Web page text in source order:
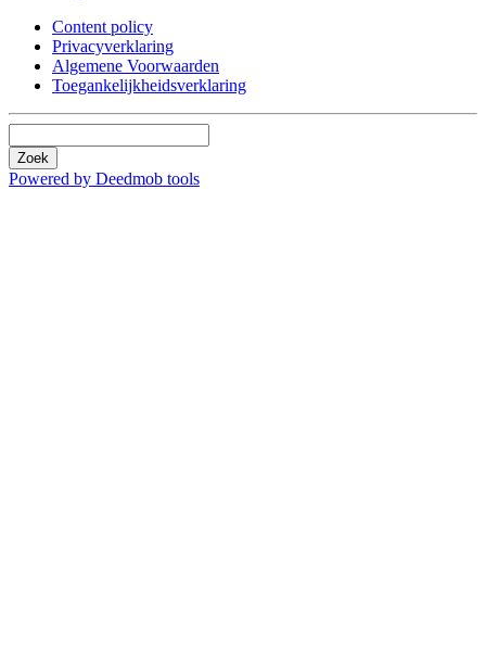
Content policy
Privacyverklaring
Algemene Voorwaarden
Toegankelijkheidsverklaring
Zoek
Powered by Deedmob tools